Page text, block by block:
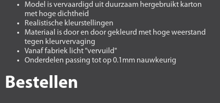
Model is vervaardigd uit duurzaam hergebruikt karton
met hoge dichtheid
Realistische kleurstellingen
Materiaal is door en door gekleurd met hoge weerstand
tegen kleurvervaging
Vanaf fabriek licht "vervuild"
Onderdelen passing tot op 0.1mm nauwkeurig
Bestellen